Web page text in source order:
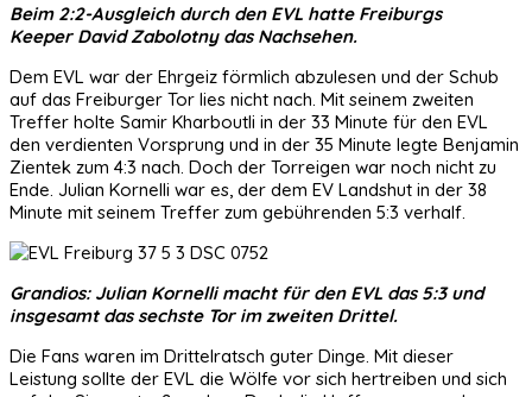
Beim 2:2-Ausgleich durch den EVL hatte Freiburgs
Keeper David Zabolotny das Nachsehen.
Dem EVL war der Ehrgeiz förmlich abzulesen und der Schub
auf das Freiburger Tor lies nicht nach. Mit seinem zweiten
Treffer holte Samir Kharboutli in der 33 Minute für den EVL
den verdienten Vorsprung und in der 35 Minute legte Benjamin
Zientek zum 4:3 nach. Doch der Torreigen war noch nicht zu
Ende. Julian Kornelli war es, der dem EV Landshut in der 38
Minute mit seinem Treffer zum gebührenden 5:3 verhalf.
Grandios: Julian Kornelli macht für den EVL das 5:3 und
insgesamt das sechste Tor im zweiten Drittel.
Die Fans waren im Drittelratsch guter Dinge. Mit dieser
Leistung sollte der EVL die Wölfe vor sich hertreiben und sich